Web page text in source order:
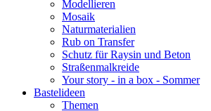
Modellieren
Mosaik
Naturmaterialien
Rub on Transfer
Schutz für Raysin und Beton
Straßenmalkreide
Your story - in a box - Sommer
Bastelideen
Themen